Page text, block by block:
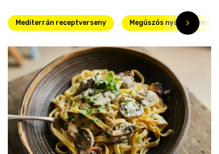
Mediterrán receptverseny Megúszós nyári